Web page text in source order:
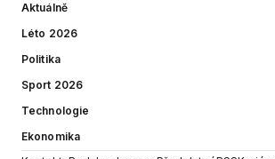
Aktuálně
Léto 2026
Politika
Sport 2026
Technologie
Ekonomika